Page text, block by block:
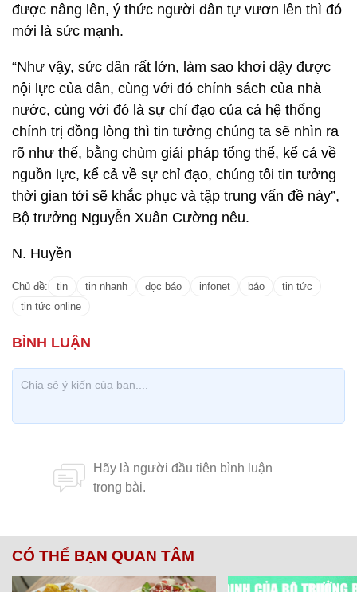
được nâng lên, ý thức người dân tự vươn lên thì đó
mới là sức mạnh.
“Như vậy, sức dân rất lớn, làm sao khơi dậy được
nội lực của dân, cùng với đó chính sách của nhà
nước, cùng với đó là sự chỉ đạo của cả hệ thống
chính trị đồng lòng thì tin tưởng chúng ta sẽ nhìn ra
rõ như thế, bằng chùm giải pháp tổng thể, kể cả về
nguồn lực, kể cả về sự chỉ đạo, chúng tôi tin tưởng
thời gian tới sẽ khắc phục và tập trung vấn đề này”,
Bộ trưởng Nguyễn Xuân Cường nêu.
N. Huyền
Chủ đề: tin tin nhanh đọc báo infonet báo
tin tức
tin tức online
CÓ THỂ BẠN QUAN TÂM